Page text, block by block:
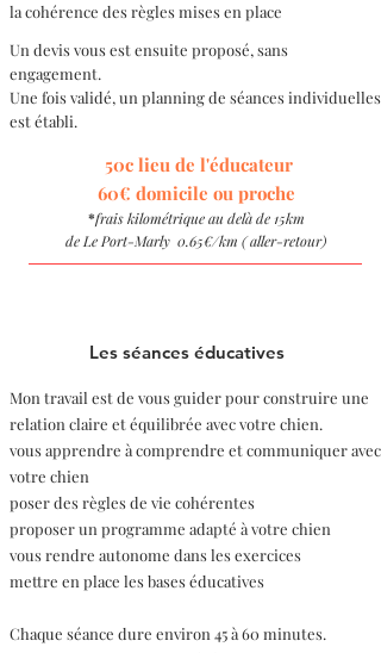
la cohérence des règles mises en place
Un devis vous est ensuite proposé, sans
engagement.
Une fois validé, un planning de séances individuelles
est établi.
50c lieu de l'éducateur
60€ domicile ou proche
*frais kilométrique au delà de 15km
de Le Port-Marly 0.65€/km ( aller-retour)
Les séances éducatives
Mon travail est de vous guider pour construire une
relation claire et équilibrée avec votre chien.
vous apprendre à comprendre et communiquer avec
votre chien
poser des règles de vie cohérentes
proposer un programme adapté à votre chien
vous rendre autonome dans les exercices
mettre en place les bases éducatives
Chaque séance dure environ 45 à 60 minutes.